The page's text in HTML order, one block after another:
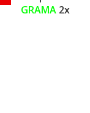
GRAMA 2x